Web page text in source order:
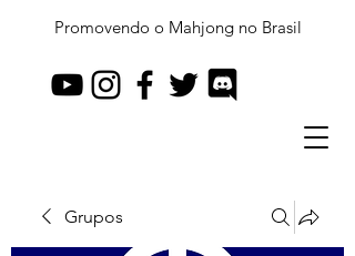
Promovendo o Mahjong no Brasil
Grupos